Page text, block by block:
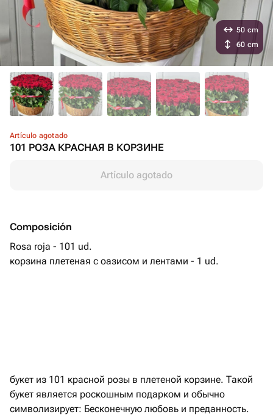
Artículo agotado
101 РОЗА КРАСНАЯ В КОРЗИНЕ
Artículo agotado
Composición
Rosa roja - 101 ud.
корзина плетеная с оазисом и лентами - 1 ud.
50 cm
60 cm
букет из 101 красной розы в плетеной корзине. Такой
букет является роскошным подарком и обычно
символизирует: Бесконечную любовь и преданность.